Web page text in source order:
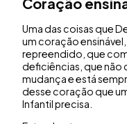
Uma das coisas que
um coração
repreendido, que
deficiências, que não
mudança e está
desse coração que
Infantil precisa.